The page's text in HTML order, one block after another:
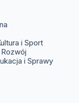
i Sport
i Sprawy